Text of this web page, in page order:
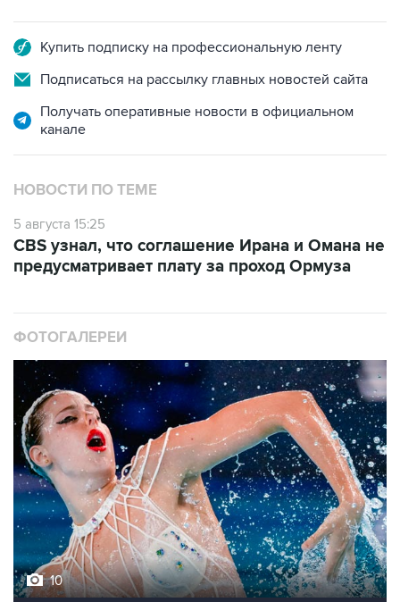
Купить подписку на профессиональную ленту
Подписаться на рассылку главных новостей сайта
Получать оперативные новости в официальном
канале
НОВОСТИ ПО ТЕМЕ
5 августа 15:25
CBS узнал, что соглашение Ирана и Омана не
предусматривает плату за проход Ормуза
ФОТОГАЛЕРЕИ
10